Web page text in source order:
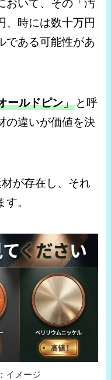
おいて、その「汚
、時には数十万円
である可能性があ
ールドピン」 と呼
の違いが価値を決
が存在し、それ
。
イメージ